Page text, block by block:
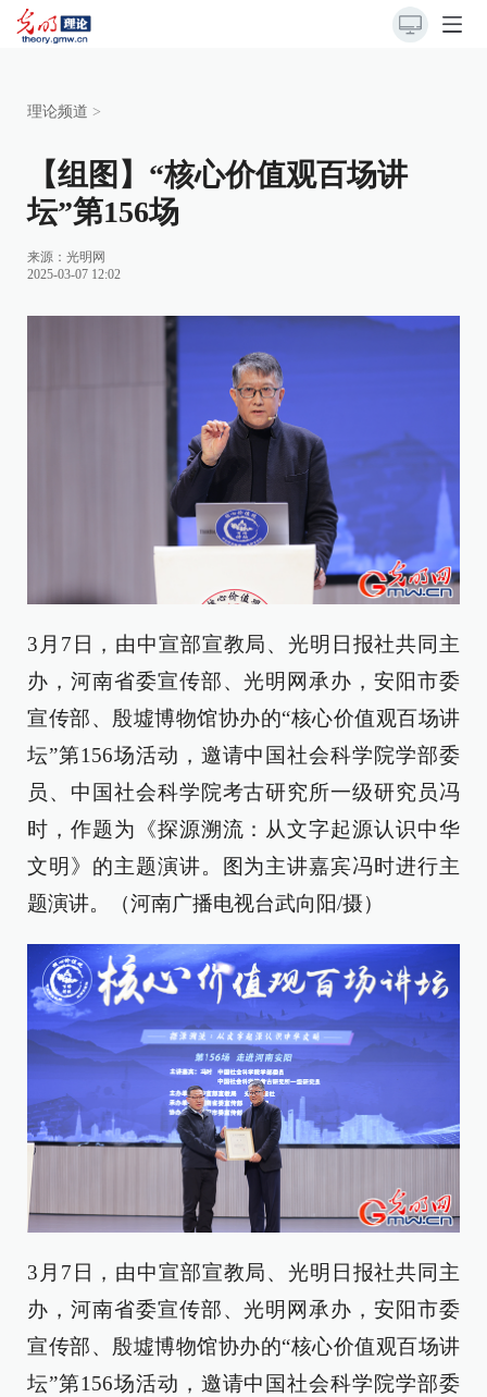
理论频道 >
【组图】“核心价值观百场讲
坛”第156场
来源： 光明网
2025-03-07 12:02
3月7日，由中宣部宣教局、光明日报社共同主
办，河南省委宣传部、光明网承办，安阳市委
宣传部、殷墟博物馆协办的“核心价值观百场讲
坛”第156场活动，邀请中国社会科学院学部委
员、中国社会科学院考古研究所一级研究员冯
时，作题为《探源溯流：从文字起源认识中华
文明》的主题演讲。图为主讲嘉宾冯时进行主
题演讲。（河南广播电视台武向阳/摄）
3月7日，由中宣部宣教局、光明日报社共同主
办，河南省委宣传部、光明网承办，安阳市委
宣传部、殷墟博物馆协办的“核心价值观百场讲
坛”第156场活动，邀请中国社会科学院学部委